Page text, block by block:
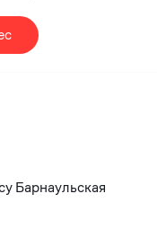
Барнаульская